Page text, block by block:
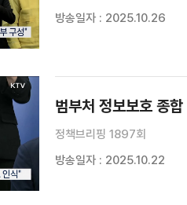
방송일자 : 2025.10.26
범부처 정보보호 종
정책브리핑 1897회
방송일자 : 2025.10.22